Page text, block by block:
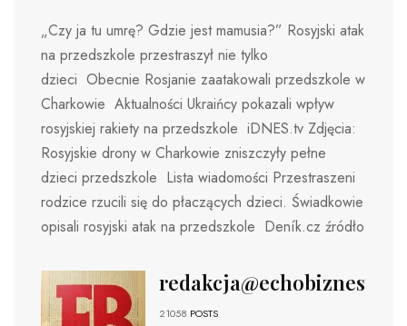
„Czy ja tu umrę? Gdzie jest mamusia?” Rosyjski atak
na przedszkole przestraszył nie tylko
dzieci Obecnie Rosjanie zaatakowali przedszkole w
Charkowie Aktualności Ukraińcy pokazali wpływ
rosyjskiej rakiety na przedszkole iDNES.tv Zdjęcia:
Rosyjskie drony w Charkowie zniszczyły pełne
dzieci przedszkole Lista wiadomości Przestraszeni
rodzice rzucili się do płaczących dzieci. Świadkowie
opisali rosyjski atak na przedszkole Deník.cz źródło
redakcja@echobiznesu.pl
21058 POSTS